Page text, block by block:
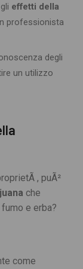
effetti della
professionista
degli
un utilizzo
, puÃ²
che
e erba?
come